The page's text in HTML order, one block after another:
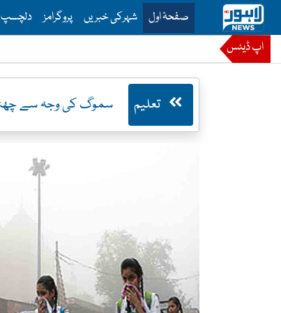
صفحۂ اولmain menu for Lahore News
شہرکی خبریں پروگرامز دلچسپ
اپ ڈیٹس
تعلیم سموگ کی وجہ سے چھٹیاں،